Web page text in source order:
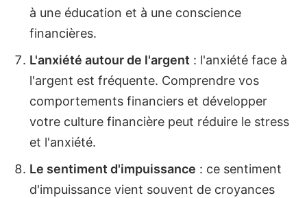
à une éducation et à une conscience
financières.
L'anxiété autour de l'argent : l'anxiété face à
l'argent est fréquente. Comprendre vos
comportements financiers et développer
votre culture financière peut réduire le stress
et l'anxiété.
Le sentiment d'impuissance : ce sentiment
d'impuissance vient souvent de croyances